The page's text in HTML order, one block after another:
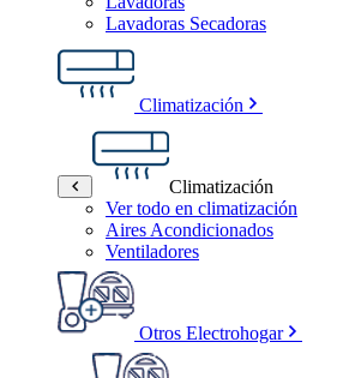
Lavadoras Secadoras
Climatización
Climatización
Ver todo en climatización
Aires Acondicionados
Ventiladores
Otros Electrohogar